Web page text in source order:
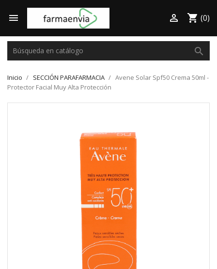
 shopping_cart (0)

search
Inicio SECCIÓN PARAFARMACIA
Avene Solar Spf50 Crema 50ml -
Protector Facial Muy Alta Protección